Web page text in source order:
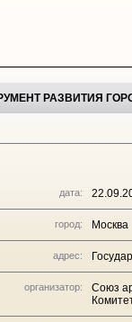
РАЗВИТИЯ
дата:
город: Москва
адрес:
организатор:
Союз